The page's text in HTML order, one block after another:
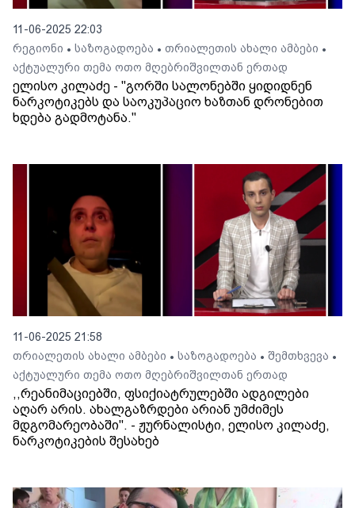
11-06-2025 22:03
რეგიონი • საზოგადოება • თრიალეთის ახალი ამბები •
აქტუალური თემა ოთო მღებრიშვილთან ერთად
ელისო კილაძე - "გორში სალონებში ყიდიდნენ
ნარკოტიკებს და საოკუპაციო ხაზთან დრონებით
ხდება გადმოტანა."
11-06-2025 21:58
თრიალეთის ახალი ამბები • საზოგადოება • შემთხვევა •
აქტუალური თემა ოთო მღებრიშვილთან ერთად
,,რეანიმაციებში, ფსიქიატრულებში ადგილები
აღარ არის. ახალგაზრდები არიან უმძიმეს
მდგომარეობაში''. - ჟურნალისტი, ელისო კილაძე,
ნარკოტიკების შესახებ